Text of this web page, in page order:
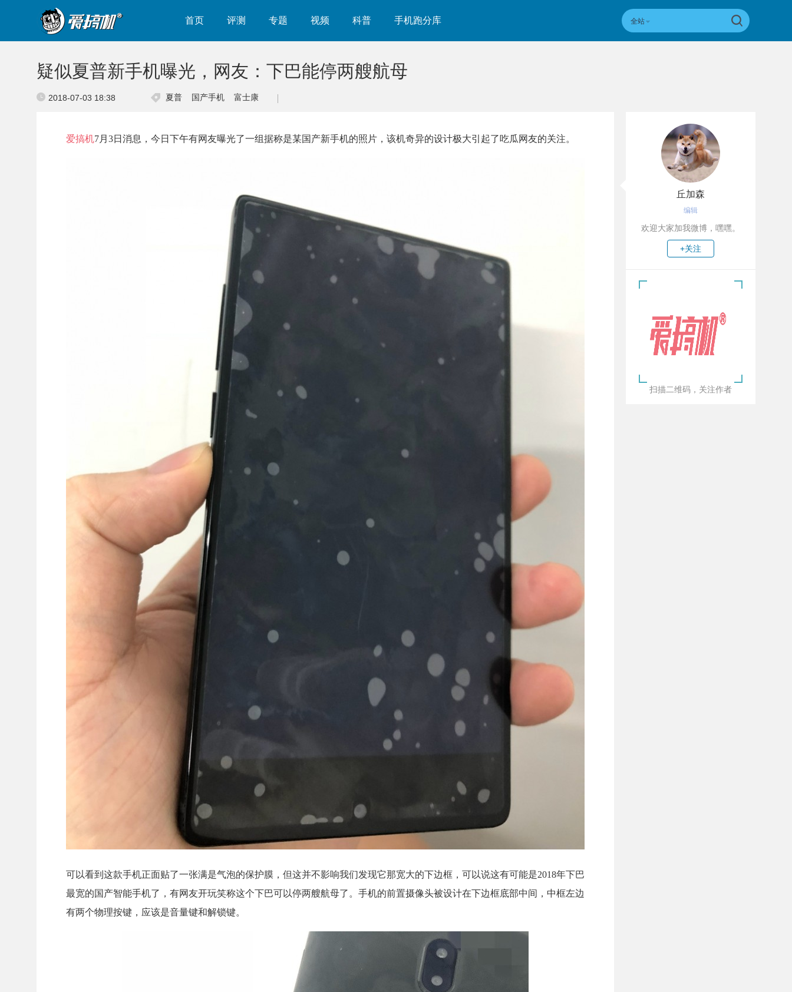
首页 评测 专题 视频 科普 手机跑分库 全站
疑似夏普新手机曝光，网友：下巴能停两艘航母
2018-07-03 18:38 夏普 国产手机 富士康
爱搞机7月3日消息，今日下午有网友曝光了一组据称是某国产新手机的照片，该机奇异的设计极大引起了吃瓜网友的关注。
可以看到这款手机正面贴了一张满是气泡的保护膜，但这并不影响我们发现它那宽大的下边框，可以说这有可能是2018年下巴
最宽的国产智能手机了，有网友开玩笑称这个下巴可以停两艘航母了。手机的前置摄像头被设计在下边框底部中间，中框左边
有两个物理按键，应该是音量键和解锁键。
丘加森
编辑
欢迎大家加我微博，嘿嘿。
+关注
扫描二维码，关注作者